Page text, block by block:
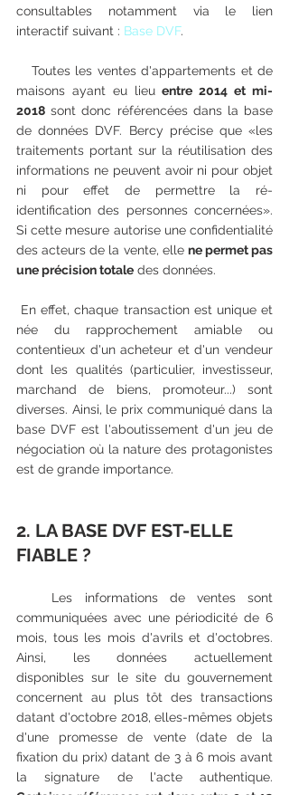
consultables notamment via le lien
interactif suivant : Base DVF.
maisons ayant eu lieu entre 2014 et mi-
2018 sont donc référencées dans la base
de données DVF. Bercy précise que «les
traitements portant sur la réutilisation des
informations ne peuvent avoir ni pour objet
ni pour effet de permettre la ré-
identification des personnes concernées».
Si cette mesure autorise une confidentialité
des acteurs de la vente, elle ne permet pas
une précision totale des données.
née du rapprochement amiable ou
contentieux d'un acheteur et d'un vendeur
dont les qualités (particulier, investisseur,
marchand de biens, promoteur...) sont
diverses. Ainsi, le prix communiqué dans la
base DVF est l'aboutissement d'un jeu de
négociation où la nature des protagonistes
est de grande importance.
2. LA BASE DVF EST-ELLE
FIABLE ?
communiquées avec une périodicité de 6
mois, tous les mois d'avrils et d'octobres.
Ainsi, les données actuellement
disponibles sur le site du gouvernement
concernent au plus tôt des transactions
datant d'octobre 2018, elles-mêmes objets
d'une promesse de vente (date de la
fixation du prix) datant de 3 à 6 mois avant